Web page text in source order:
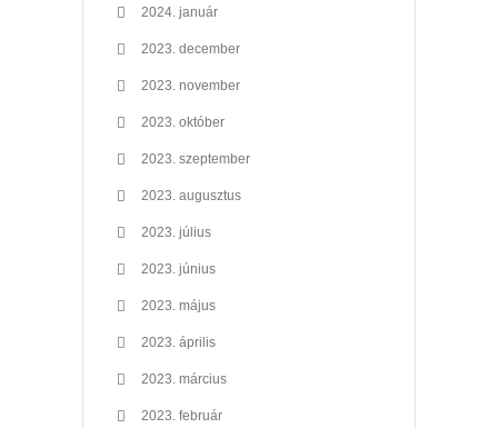
2024. január
2023. december
2023. november
2023. október
2023. szeptember
2023. augusztus
2023. július
2023. június
2023. május
2023. április
2023. március
2023. február